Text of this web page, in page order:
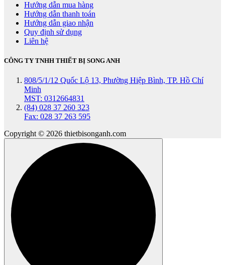
Hướng dẫn mua hàng
Hướng dẫn thanh toán
Hướng dẫn giao nhận
Quy định sử dụng
Liên hệ
CÔNG TY TNHH THIẾT BỊ SONG ANH
808/5/1/12 Quốc Lộ 13, Phường Hiệp Bình, TP. Hồ Chí
Minh
MST: 0312664831
(84) 028 37 260 323
Fax: 028 37 263 595
Copyright © 2026 thietbisonganh.com